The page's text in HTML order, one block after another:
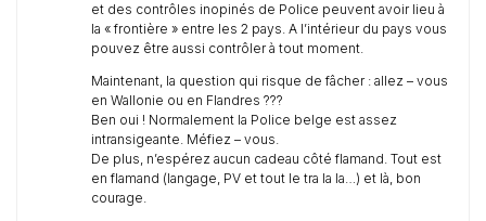
et des contrôles inopinés de Police peuvent avoir lieu à
la « frontière » entre les 2 pays. A l’intérieur du pays vous
pouvez être aussi contrôler à tout moment.
Maintenant, la question qui risque de fâcher : allez – vous
en Wallonie ou en Flandres ???
Ben oui ! Normalement la Police belge est assez
intransigeante. Méfiez – vous.
De plus, n’espérez aucun cadeau côté flamand. Tout est
en flamand (langage, PV et tout le tra la la…) et là, bon
courage.